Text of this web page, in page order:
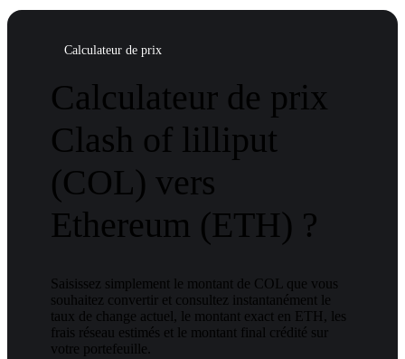
Calculateur de prix
Calculateur de prix
Clash of lilliput
(COL) vers
Ethereum (ETH) ?
Saisissez simplement le montant de COL que vous
souhaitez convertir et consultez instantanément le
taux de change actuel, le montant exact en ETH, les
frais réseau estimés et le montant final crédité sur
votre portefeuille.